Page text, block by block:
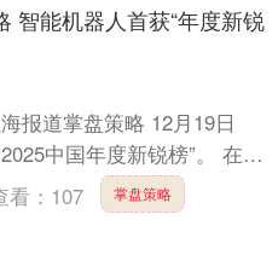
智能机器人首获“年度新锐
报道掌盘策略 12月19日
中国年度新锐榜”。 在今
锐人物的荣誉首次....
看： 107 掌盘策略